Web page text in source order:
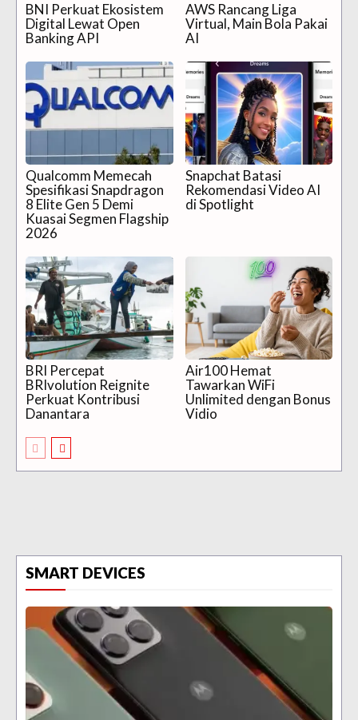
BNI Perkuat Ekosistem
Digital Lewat Open
Banking API
AWS Rancang Liga
Virtual, Main Bola Pakai
AI
Qualcomm Memecah
Spesifikasi Snapdragon
8 Elite Gen 5 Demi
Kuasai Segmen Flagship
2026
Snapchat Batasi
Rekomendasi Video AI
di Spotlight
BRI Percepat
BRIvolution Reignite
Perkuat Kontribusi
Danantara
Air100 Hemat
Tawarkan WiFi
Unlimited dengan Bonus
Vidio
SMART DEVICES